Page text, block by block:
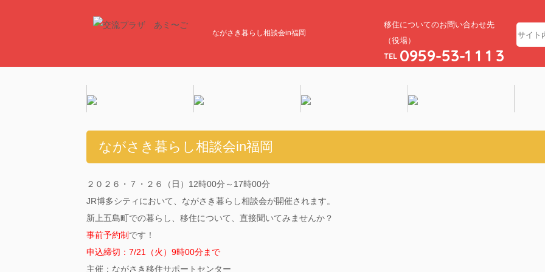
ながさき暮らし相談会in福岡
移住についてのお問い合わせ先
（役場）
TEL 0959-53-1 1 1 3
ながさき暮らし相談会in福岡
２０２６・７・２６（日）12時00分～17時00分
JR博多シティにおいて、ながさき暮らし相談会が開催されます。
新上五島町での暮らし、移住について、直接聞いてみませんか？
事前予約制 です！
申込締切：7/21（火）9時00分まで
主催：ながさき移住サポートセンター